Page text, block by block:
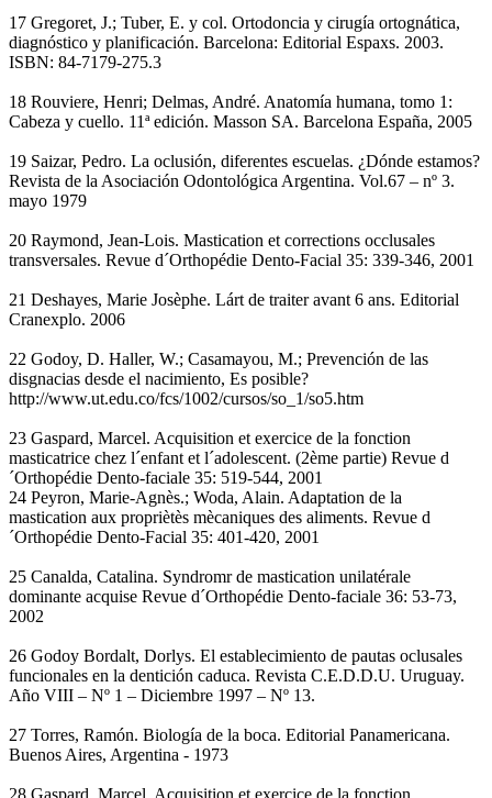
17 Gregoret, J.; Tuber, E. y col. Ortodoncia y cirugía ortognática,
diagnóstico y planificación. Barcelona: Editorial Espaxs. 2003.
ISBN: 84-7179-275.3
18 Rouviere, Henri; Delmas, André. Anatomía humana, tomo 1:
Cabeza y cuello. 11ª edición. Masson SA. Barcelona España, 2005
19 Saizar, Pedro. La oclusión, diferentes escuelas. ¿Dónde estamos?
Revista de la Asociación Odontológica Argentina. Vol.67 – nº 3.
mayo 1979
20 Raymond, Jean-Lois. Mastication et corrections occlusales
transversales. Revue d´Orthopédie Dento-Facial 35: 339-346, 2001
21 Deshayes, Marie Josèphe. Lárt de traiter avant 6 ans. Editorial
Cranexplo. 2006
22 Godoy, D. Haller, W.; Casamayou, M.; Prevención de las
disgnacias desde el nacimiento, Es posible?
http://www.ut.edu.co/fcs/1002/cursos/so_1/so5.htm
23 Gaspard, Marcel. Acquisition et exercice de la fonction
masticatrice chez l´enfant et l´adolescent. (2ème partie) Revue d
´Orthopédie Dento-faciale 35: 519-544, 2001
24 Peyron, Marie-Agnès.; Woda, Alain. Adaptation de la
mastication aux propriètès mècaniques des aliments. Revue d
´Orthopédie Dento-Facial 35: 401-420, 2001
25 Canalda, Catalina. Syndromr de mastication unilatérale
dominante acquise Revue d´Orthopédie Dento-faciale 36: 53-73,
2002
26 Godoy Bordalt, Dorlys. El establecimiento de pautas oclusales
funcionales en la dentición caduca. Revista C.E.D.D.U. Uruguay.
Año VIII – Nº 1 – Diciembre 1997 – Nº 13.
27 Torres, Ramón. Biología de la boca. Editorial Panamericana.
Buenos Aires, Argentina - 1973